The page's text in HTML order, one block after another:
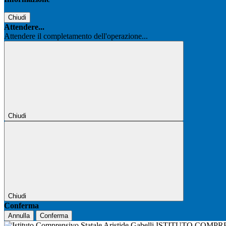
Chiudi
Attendere...
Attendere il completamento dell'operazione...
Chiudi
Chiudi
Conferma
Annulla Conferma